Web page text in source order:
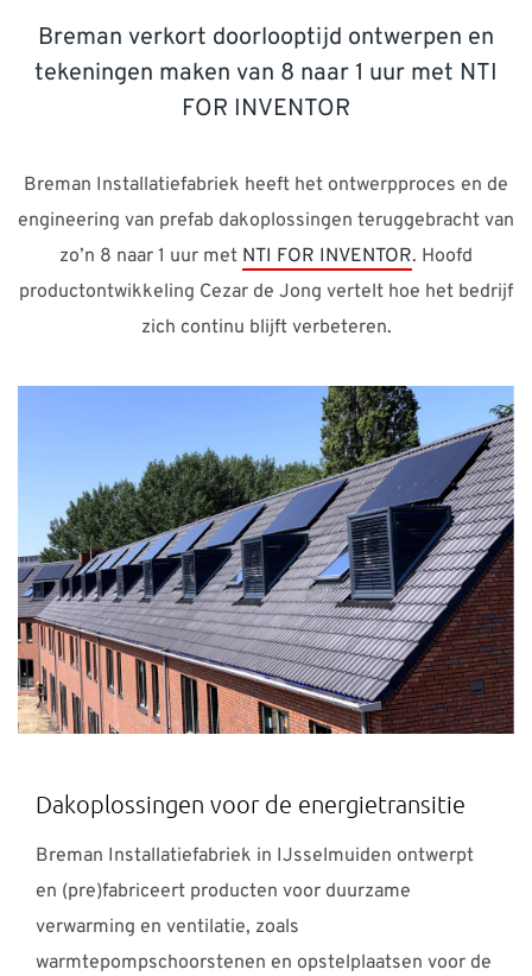
SUPPORT
CONTACT
Waarmee kunnen we je helpen?
Contact: +31 88 494 6666 Support: +31 88 494 66 71 E-
Nederland NTI Group Brasil Danmark
Deutschland France España Ireland
Ísland
Italia
Norge Suomi Sverige UK
Breman verkort doorlooptijd ontwerpen en
tekeningen maken van 8 naar 1 uur met NTI
FOR INVENTOR
Breman Installatiefabriek heeft het ontwerpproces en de
engineering van prefab dakoplossingen teruggebracht van
zo’n 8 naar 1 uur met NTI FOR INVENTOR. Hoofd
productontwikkeling Cezar de Jong vertelt hoe het bedrijf
zich continu blijft verbeteren.
Dakoplossingen voor de energietransitie
Breman Installatiefabriek in IJsselmuiden ontwerpt
en (pre)fabriceert producten voor duurzame
verwarming en ventilatie, zoals
warmtepompschoorstenen en opstelplaatsen voor de